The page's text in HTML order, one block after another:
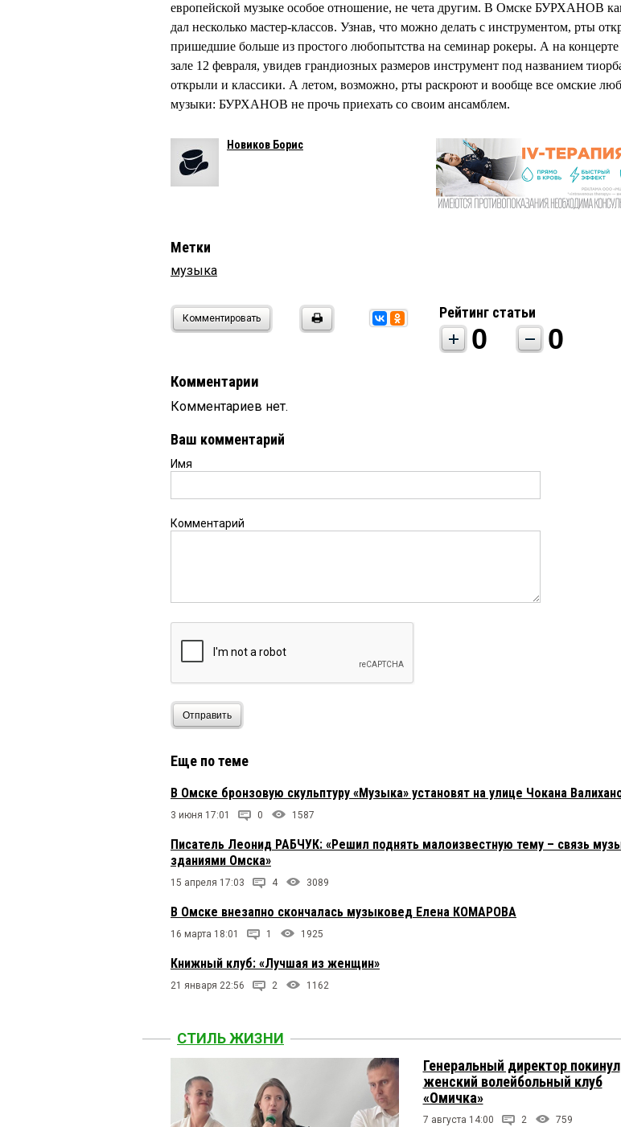
европейской музыке особое отношение, не чета другим. В Омске БУРХАНОВ
дал несколько мастер-классов. Узнав, что можно делать с инструментом, рты
пришедшие больше из простого любопытства на семинар рокеры. А на
зале 12 февраля, увидев грандиозных размеров инструмент под названием
открыли и классики. А летом, возможно, рты раскроют и вообще все омские
музыки: БУРХАНОВ не прочь приехать со своим ансамблем.
Новиков Борис
Метки
музыка
Комментировать Рейтинг статьи
0 0
Комментарии
Комментариев нет.
Ваш комментарий
Имя
Комментарий
Отправить
Еще по теме
В Омске бронзовую скульптуру «Музыка» установят на улице Чокана
3 июня 17:01 0 1587
Писатель Леонид РАБЧУК: «Решил поднять малоизвестную тему – связь
зданиями Омска»
15 апреля 17:03 4 3089
В Омске внезапно скончалась музыковед Елена КОМАРОВА
16 марта 18:01 1 1925
Книжный клуб: «Лучшая из женщин»
21 января 22:56 2 1162
СТИЛЬ ЖИЗНИ
Генеральный директор покинул
женский волейбольный клуб
«Омичка»
7 августа 14:00 2 759